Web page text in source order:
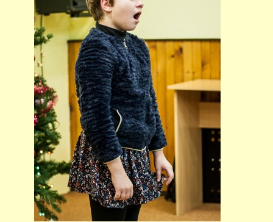
DOKUMENTY / KE STAŽENÍ
KURZY
KONTAKTY
PŘÍMĚSTSKÝ TÁBOR
MISS VÝTVARNÝ MODEL
ZAMĚSTNÁNÍ